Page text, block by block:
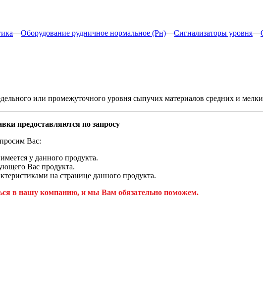
—Оборудование рудничное нормальное (Рн)—Сигнализаторы уровня—
или промежуточного уровня сыпучих материалов средних и
предоставляются по запросу
Вас:
у данного продукта.
Вас продукта.
на странице данного продукта.
в нашу компанию, и мы Вам обязательно поможем.